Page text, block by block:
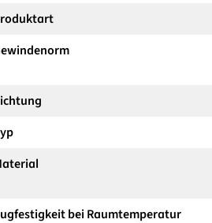
bei Raumtemperatur